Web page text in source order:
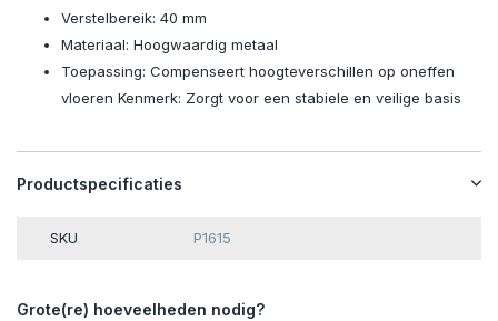
Verstelbereik: 40 mm
Materiaal: Hoogwaardig metaal
Toepassing: Compenseert hoogteverschillen op oneffen
vloeren Kenmerk: Zorgt voor een stabiele en veilige basis
Productspecificaties
SKU P1615
Grote(re) hoeveelheden nodig?